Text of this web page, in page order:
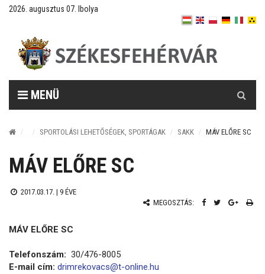
2026. augusztus 07. Ibolya
MENÜ
SPORTOLÁSI LEHETŐSÉGEK, SPORTÁGAK SAKK MÁV ELŐRE SC
MÁV ELŐRE SC
2017.03.17. | 9 ÉVE
MEGOSZTÁS:
MÁV ELŐRE SC
Telefonszám: 30/476-8005
E-mail cím: drimrekovacs@t-online.hu